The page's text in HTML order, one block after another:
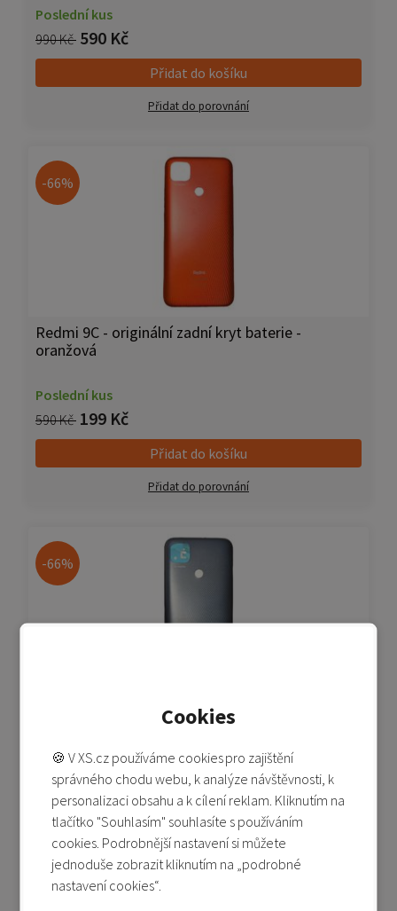
Cookies
🍪 V XS.cz používáme cookies pro zajištění
správného chodu webu, k analýze návštěvnosti, k
personalizaci obsahu a k cílení reklam. Kliknutím na
tlačítko "Souhlasím" souhlasíte s používáním
cookies. Podrobnější nastavení si můžete
jednoduše zobrazit kliknutím na „podrobné
nastavení cookies“.
Poslední kus
990 Kč 590 Kč
Přidat do košíku
Přidat do porovnání
-66%
Redmi 9C - originální zadní kryt baterie -
oranžová
Poslední kus
590 Kč 199 Kč
Přidat do košíku
Přidat do porovnání
-66%
Redmi 9C - originální zadní kryt baterie - černá
Poslední kus
590 Kč 199 Kč
Přidat do košíku
Přidat do porovnání